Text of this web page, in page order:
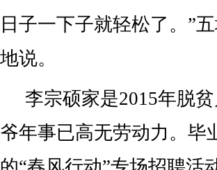
日子一下子就轻松了。”
地说。
李宗硕家是2015年脱
爷年事已高无劳动力。毕